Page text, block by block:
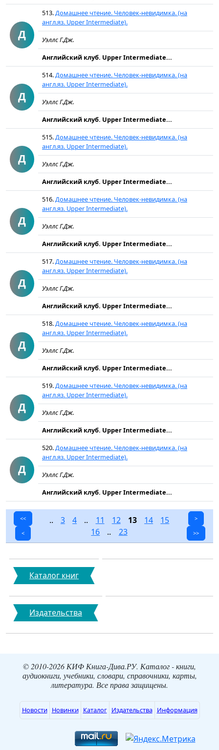
Д
513.Домашнее чтение. Человек-невидимка. (на
англ.яз. Upper Intermediate).
Уэллс Г.Дж.
Английский клуб. Upper Intermediate...
Д
514.Домашнее чтение. Человек-невидимка. (на
англ.яз. Upper Intermediate).
Уэллс Г.Дж.
Английский клуб. Upper Intermediate...
Д
515.Домашнее чтение. Человек-невидимка. (на
англ.яз. Upper Intermediate).
Уэллс Г.Дж.
Английский клуб. Upper Intermediate...
Д
516.Домашнее чтение. Человек-невидимка. (на
англ.яз. Upper Intermediate).
Уэллс Г.Дж.
Английский клуб. Upper Intermediate...
Д
517.Домашнее чтение. Человек-невидимка. (на
англ.яз. Upper Intermediate).
Уэллс Г.Дж.
Английский клуб. Upper Intermediate...
Д
518.Домашнее чтение. Человек-невидимка. (на
англ.яз. Upper Intermediate).
Уэллс Г.Дж.
Английский клуб. Upper Intermediate...
Д
519.Домашнее чтение. Человек-невидимка. (на
англ.яз. Upper Intermediate).
Уэллс Г.Дж.
Английский клуб. Upper Intermediate...
Д
520.Домашнее чтение. Человек-невидимка. (на
англ.яз. Upper Intermediate).
Уэллс Г.Дж.
Английский клуб. Upper Intermediate...
<<
<
.. 3 4 .. 11 12 13 14
15
16 .. 23
>
>>
Каталог книг
Издательства
© 2010-2026 КИФ Книга-Дива.РУ. Каталог - книги,
аудиокниги, учебники, словари, справочники, карты,
литература. Все права защищены.
Новости Новинки Каталог Издательства Информация